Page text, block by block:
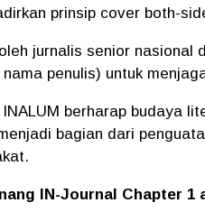
prinsip cover both-
jurnalis senior
penulis) untuk
berharap budaya
bagian dari
IN-Journal Chapter 1